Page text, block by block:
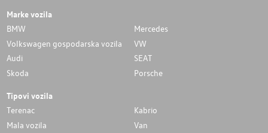
Marke vozila
BMW
Mercedes
Volkswagen gospodarska vozila
VW
Audi
SEAT
Skoda
Porsche
Tipovi vozila
Terenac
Kabrio
Mala vozila
Van